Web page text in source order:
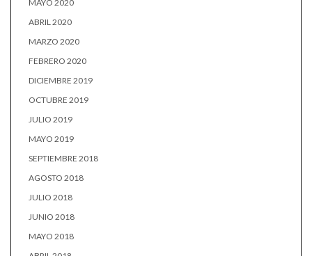
MAYO 2020
ABRIL 2020
MARZO 2020
FEBRERO 2020
DICIEMBRE 2019
OCTUBRE 2019
JULIO 2019
MAYO 2019
SEPTIEMBRE 2018
AGOSTO 2018
JULIO 2018
JUNIO 2018
MAYO 2018